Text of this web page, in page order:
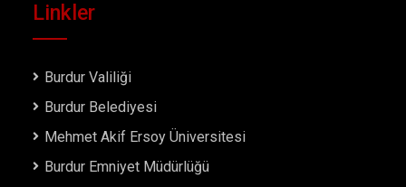
Linkler
Burdur Valiliği
Burdur Belediyesi
Mehmet Akif Ersoy Üniversitesi
Burdur Emniyet Müdürlüğü